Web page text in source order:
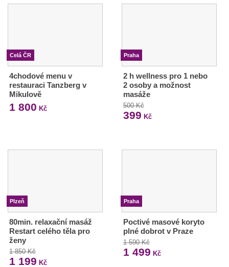
Celá ČR
4chodové menu v
restauraci Tanzberg v
Mikulově
1 800 Kč
Praha
2 h wellness pro 1 nebo
2 osoby a možnost
masáže
500 Kč
399 Kč
Plzeň
80min. relaxační masáž
Restart celého těla pro
ženy
1 850 Kč
1 199 Kč
Praha
Poctivé masové koryto
plné dobrot v Praze
1 590 Kč
1 499 Kč